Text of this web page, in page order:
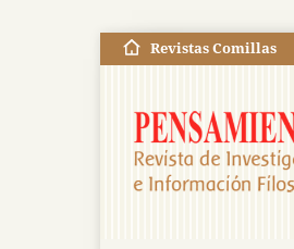
Revistas Comillas